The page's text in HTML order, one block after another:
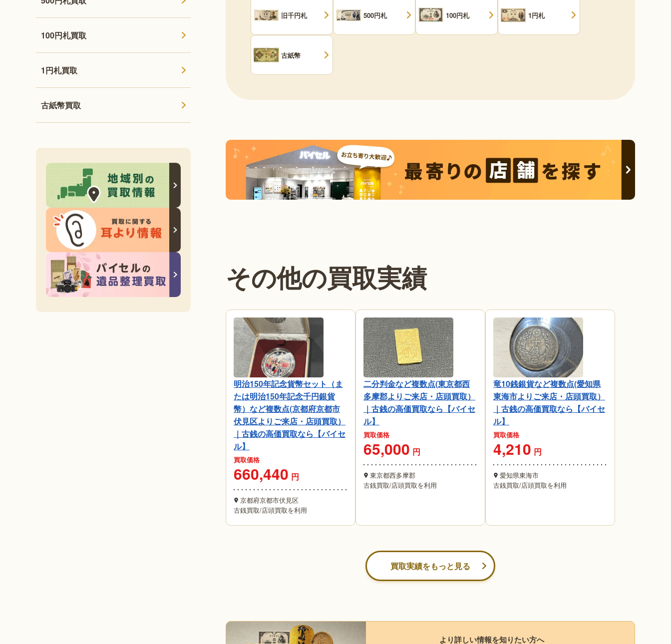
旧千円札 500円札 100円札 1円札
古紙幣
その他の買取実績
明治150年記念貨幣セット（ま
たは明治150年記念千円銀貨
幣）など複数点(京都府京都市
伏見区よりご来店・店頭買取）
｜古銭の高価買取なら【バイセ
ル】
買取価格
660,440 円
京都府京都市伏見区
古銭買取/店頭買取を利用
二分判金など複数点(東京都西
多摩郡よりご来店・店頭買取）
｜古銭の高価買取なら【バイセ
ル】
買取価格
65,000 円
東京都西多摩郡
古銭買取/店頭買取を利用
竜10銭銀貨など複数点(愛知県
東海市よりご来店・店頭買取）
｜古銭の高価買取なら【バイセ
ル】
買取価格
4,210 円
愛知県東海市
古銭買取/店頭買取を利用
買取実績をもっと見る
より詳しい情報を知りたい方へ
100円札買取
1円札買取
古紙幣買取